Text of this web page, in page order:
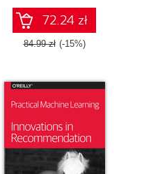
72.24 zł
84.99 zł (-15%)